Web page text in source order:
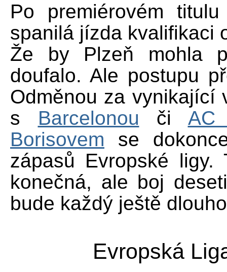
Po premiérovém titulu
spanilá jízda kvalifikaci
Že by Plzeň mohla
doufalo. Ale postupu
Odměnou za vynikající
s Barcelonou či AC
Borisovem se
zápasů Evropské
konečná, ale boj
bude každý ještě
Evropská